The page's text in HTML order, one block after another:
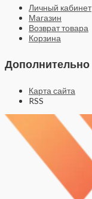
Личный кабинет
Магазин
Возврат товара
Корзина
Дополнительно
Карта сайта
RSS